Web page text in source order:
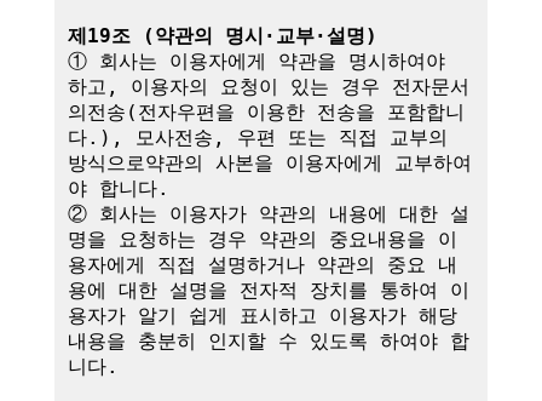
제19조 (약관의 명시·교부·설명)
① 회사는 이용자에게 약관을 명시하여야
하고, 이용자의 요청이 있는 경우 전자문서
의전송(전자우편을 이용한 전송을 포함합니
다.), 모사전송, 우편 또는 직접 교부의
방식으로약관의 사본을 이용자에게 교부하여
야 합니다.
② 회사는 이용자가 약관의 내용에 대한 설
명을 요청하는 경우 약관의 중요내용을 이
용자에게 직접 설명하거나 약관의 중요 내
용에 대한 설명을 전자적 장치를 통하여 이
용자가 알기 쉽게 표시하고 이용자가 해당
내용을 충분히 인지할 수 있도록 하여야 합
니다.